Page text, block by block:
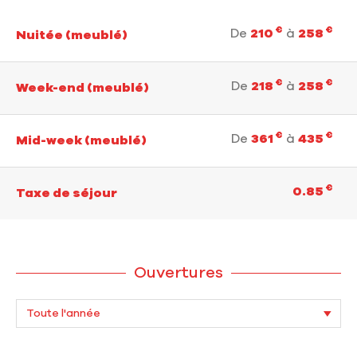
Nuitée (meublé) De 210 € à 258 €
Week-end (meublé) De 218 € à 258 €
Mid-week (meublé) De 361 € à 435 €
Taxe de séjour 0.85 €
Ouvertures